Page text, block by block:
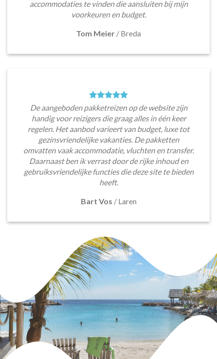
accommodaties te vinden die aansluiten bij mijn
voorkeuren en budget.
Tom Meier / Breda
De aangeboden pakketreizen op de website zijn
handig voor reizigers die graag alles in één keer
regelen. Het aanbod varieert van budget, luxe tot
gezinsvriendelijke vakanties. De pakketten
omvatten vaak accommodatie, vluchten en transfer.
Daarnaast ben ik verrast door de rijke inhoud en
gebruiksvriendelijke functies die deze site te bieden
heeft.
Bart Vos / Laren